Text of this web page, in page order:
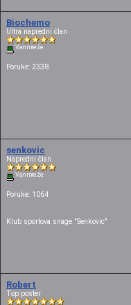
Biochemo
Ultra napredni član
Van mreže
Poruke: 2338
senkovic
Napredni član
Van mreže
Poruke: 1064
Klub sportova snage "Senkovic"
Robert
Top poster